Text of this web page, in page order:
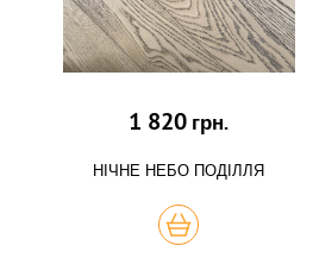
1 820 грн.
НІЧНЕ НЕБО ПОДІЛЛЯ
КУПИТЬ